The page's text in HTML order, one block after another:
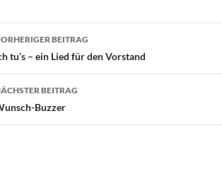
BEITRAG
tu’s – ein Lied für den Vorstand
BEITRAG
Buzzer